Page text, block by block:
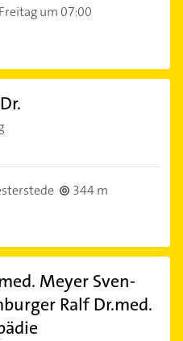
um 07:00
344 m
Meyer Sven-
Ralf Dr.med.